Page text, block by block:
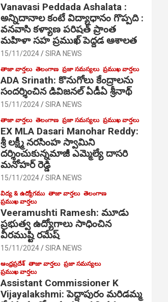
Vanavasi Peddada Ashalata :
అన్నిదానాల కంటే విద్యాధానం గొప్పది :
వనవాసి కళ్యాణ పరిషత్ ప్రాంత
మహిళా సహ ప్రముఖ్ పెద్దడ ఆశాలత
15/11/2024 SIRA NEWS
తాజా వార్తలు తెలంగాణ ప్రజా సమస్యలు ప్రముఖ వార్తలు
ADA Srinath: కొనుగోలు కేంద్రాల‌ను
సంద‌ర్శించిన డివిజనల్ ఏడీఏ శ్రీనాథ్
15/11/2024 SIRA NEWS
తాజా వార్తలు తెలంగాణ ప్రజా సమస్యలు ప్రముఖ వార్తలు
EX MLA Dasari Manohar Reddy:
శ్రీ లక్ష్మీ నరసింహ స్వామిని
దర్శించుకున్నమాజీ ఎమ్మెల్యే దాసరి
మనోహర్ రెడ్డి
15/11/2024 SIRA NEWS
విద్య & ఉద్యోగము తాజా వార్తలు తెలంగాణ
ప్రముఖ వార్తలు
Veeramushti Ramesh: మూడు
ప్రభుత్వ ఉద్యోగాలు సాధించిన
వీరముష్టి రమేష్
15/11/2024 SIRA NEWS
ఆంధ్రప్రదేశ్ తాజా వార్తలు ప్రజా సమస్యలు
ప్రముఖ వార్తలు
Assistant Commissioner K
Vijayalakshmi: పెద్దాపురం మరిడమ్మ